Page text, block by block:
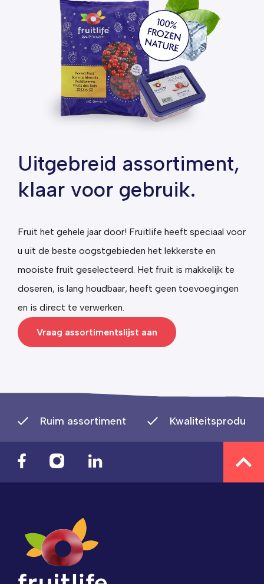
Uitgebreid assortiment,
klaar voor gebruik.
Fruit het gehele jaar door! Fruitlife heeft speciaal voor
u uit de beste oogstgebieden het lekkerste en
mooiste fruit geselecteerd. Het fruit is makkelijk te
doseren, is lang houdbaar, heeft geen toevoegingen
en is direct te verwerken.
Vraag assortimentslijst aan
Ruim assortiment